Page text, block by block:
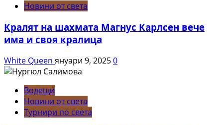
Новини от света
Кралят на шахмата Магнус Карлсен вече
има и своя кралица
White Queen януари 9, 20250
Водещи
Новини от света
Турнири по света